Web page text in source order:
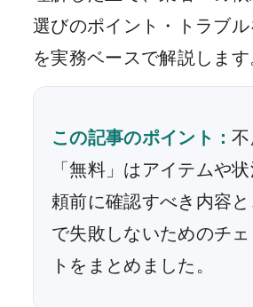
選びのポイント・トラブ
を実務ベースで解説します
この記事のポイント：
「無料」はアイテムや
頼前に確認すべき内容
で失敗しないためのチ
トをまとめました。